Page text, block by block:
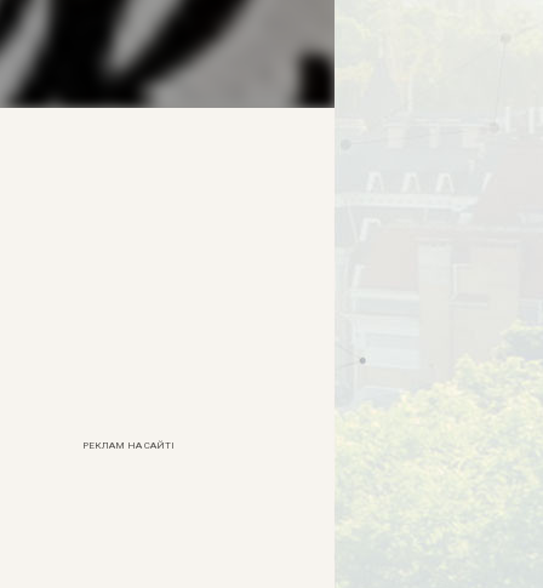
РЕКЛАМ НА САЙТІ